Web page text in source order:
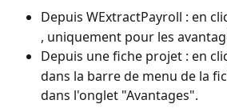
Depuis WExtractPayroll : en
, uniquement pour les
Depuis une fiche projet : en
dans la barre de menu de la
dans l'onglet "Avantages".